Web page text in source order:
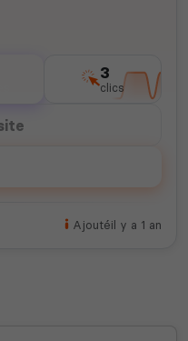
3
clics
Ajoutéil y a 1 an